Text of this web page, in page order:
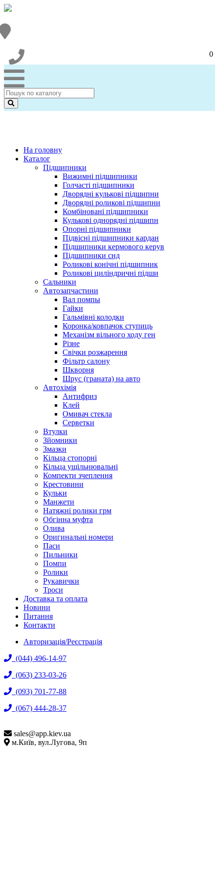
0
На головну
Каталог
Підшипники
Вижимні підшипники
Голчасті підшипники
Дворядні кулькові підшипни
Дворядні роликові підшипни
Комбіновані підшипники
Кулькові однорядні підшипн
Опорні підшипники
Підвісні підшипники кардан
Підшипники кермового керув
Підшипники снд
Роликові конічні підшипник
Роликові циліндричні підши
Сальники
Автозапчастини
Вал помпы
Гайки
Гальмівні колодки
Коронка/ковпачок ступиць
Механізм вільного ходу ген
Різне
Свічки розжарення
Фільтр салону
Шкворня
Шрус (граната) на авто
Автохімія
Антифриз
Клей
Омивач стекла
Серветки
Втулки
Зйомники
Змазки
Кільца стопорні
Кільца ущільнювальні
Компекти зчеплення
Крестовини
Кульки
Манжети
Натяжні ролики грм
Обгінна муфта
Олива
Оригинальні номери
Паси
Пильники
Помпи
Ролики
Рукавички
Троси
Доставка та оплата
Новини
Питання
Контакти
Авторизація/Реєстрація
(044) 496-14-97
(063) 233-03-26
(093) 701-77-88
(067) 444-28-37
sales@app.kiev.ua
м.Київ, вул.Лугова, 9п